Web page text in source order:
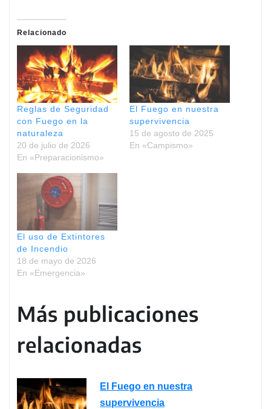
Relacionado
Reglas de Seguridad
con Fuego en la
naturaleza
20 de julio de 2026
En «Preparacionismo»
El Fuego en nuestra
supervivencia
15 de agosto de 2025
En «Campismo»
El uso de Extintores
de Incendio
18 de mayo de 2026
En «Emergencia»
Más publicaciones
relacionadas
El Fuego en nuestra
supervivencia